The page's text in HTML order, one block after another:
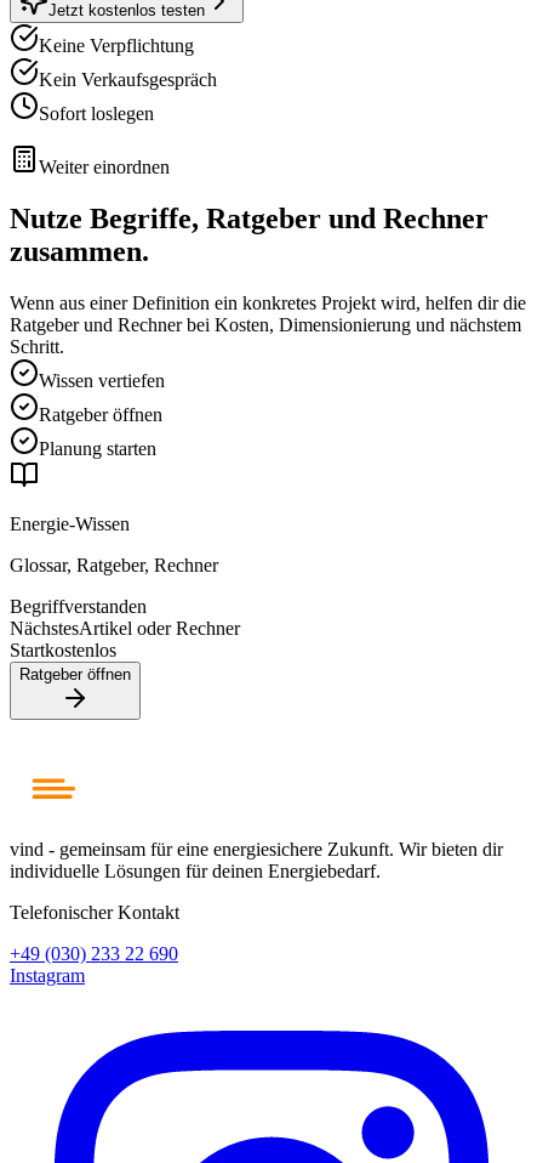
Jetzt kostenlos testen
Keine Verpflichtung
Kein Verkaufsgespräch
Sofort loslegen
Weiter einordnen
Nutze Begriffe, Ratgeber und Rechner
zusammen.
Wenn aus einer Definition ein konkretes Projekt wird, helfen dir die
Ratgeber und Rechner bei Kosten, Dimensionierung und nächstem
Schritt.
Wissen vertiefen
Ratgeber öffnen
Planung starten
Energie-Wissen
Glossar, Ratgeber, Rechner
Begriffverstanden
NächstesArtikel oder Rechner
Startkostenlos
Ratgeber öffnen
vind - gemeinsam für eine energiesichere Zukunft. Wir bieten dir
individuelle Lösungen für deinen Energiebedarf.
Telefonischer Kontakt
+49 (030) 233 22 690
Instagram